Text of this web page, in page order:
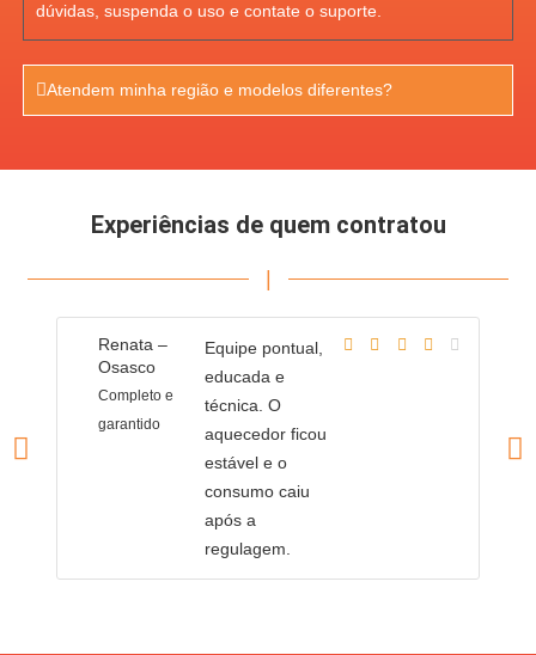
dúvidas, suspenda o uso e contate o suporte.
Atendem minha região e modelos diferentes?
Experiências de quem contratou
Renata –
Osasco
Completo e
garantido
Equipe pontual,
educada e
técnica. O
aquecedor ficou
estável e o
consumo caiu
após a
regulagem.